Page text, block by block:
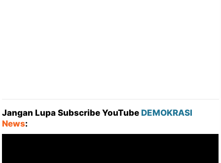
Jangan Lupa Subscribe YouTube DEMOKRASI
News: